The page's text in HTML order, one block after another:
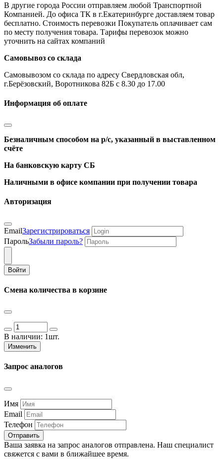
В другие города России отправляем любой Транспортной
Компанией. До офиса ТК в г.Екатеринбурге доставляем товар
бесплатно. Стоимость перевозки Покупатель оплачивает сам
по месту получения товара. Тарифы перевозок можно
уточнить на сайтах компаний
Самовывоз со склада
Самовывозом со склада по адресу Свердловская обл,
г.Берёзовский, Воротникова 82Б с 8.30 до 17.00
Информация об оплате
Безналичным способом на р/с, указанный в выставленном
счёте
На банковскую карту СБ
Наличными в офисе компании при получении товара
Авторизация
EmailЗарегистрироваться
ПарольЗабыли пароль?
Войти
Смена количества в корзине
В наличии: 1шт.
Изменить
Запрос аналогов
Имя
Email
Телефон
Отправить
Ваша заявка на запрос аналогов отправлена. Наш специалист
свяжется с вами в ближайшее время.